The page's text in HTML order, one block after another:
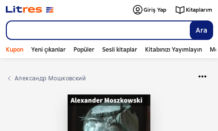
Ara
Giriş Yap Kitaplarım
Kupon Yeni çıkanlar Popüler Sesli kitaplar Kitabınızı Yayımlayın
Александр Мошковский